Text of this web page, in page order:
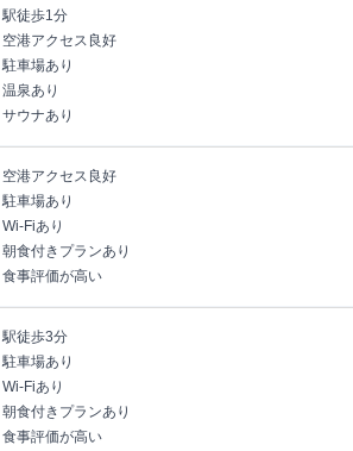
駅徒歩1分
空港アクセス良好
駐車場あり
温泉あり
サウナあり
空港アクセス良好
駐車場あり
Wi-Fiあり
朝食付きプランあり
食事評価が高い
駅徒歩3分
駐車場あり
Wi-Fiあり
朝食付きプランあり
食事評価が高い